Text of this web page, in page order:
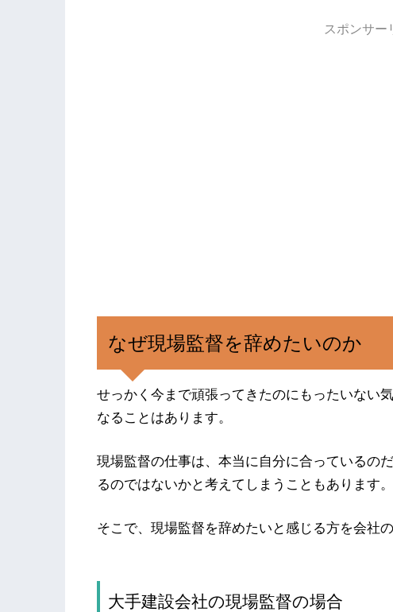
スポンサー
なぜ現場監督を辞めたいのか
せっかく今まで頑張ってきたのにもったいない
なることはあります。
現場監督の仕事は、本当に自分に合っているの
るのではないかと考えてしまうこともあります。
そこで、現場監督を辞めたいと感じる方を会社
大手建設会社の現場監督の場合